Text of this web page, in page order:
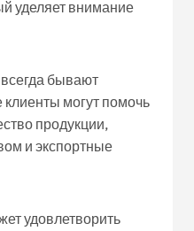
уделяет внимание
бывают
могут помочь
продукции,
и экспортные
удовлетворить